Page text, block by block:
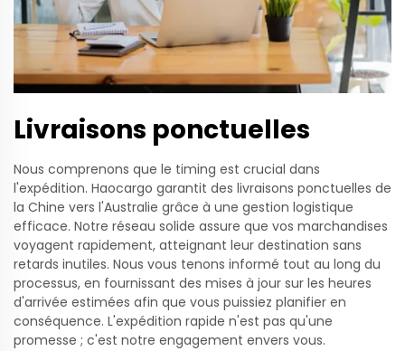
Livraisons ponctuelles
Nous comprenons que le timing est crucial dans
l'expédition. Haocargo garantit des livraisons ponctuelles de
la Chine vers l'Australie grâce à une gestion logistique
efficace. Notre réseau solide assure que vos marchandises
voyagent rapidement, atteignant leur destination sans
retards inutiles. Nous vous tenons informé tout au long du
processus, en fournissant des mises à jour sur les heures
d'arrivée estimées afin que vous puissiez planifier en
conséquence. L'expédition rapide n'est pas qu'une
promesse ; c'est notre engagement envers vous.